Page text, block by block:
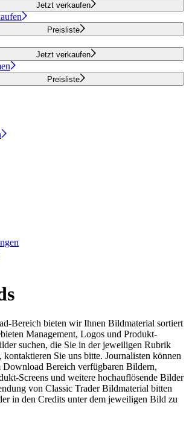
Jetzt verkaufen
Preisliste
Jetzt verkaufen
Preisliste
Bereich bieten wir Ihnen Bildmaterial sortiert
Management, Logos und Produkt-
suchen, die Sie in der jeweiligen Rubrik
Sie uns bitte. Journalisten können
Download Bereich verfügbaren Bildern,
Screens und weitere hochauflösende Bilder
von Classic Trader Bildmaterial bitten
in den Credits unter dem jeweiligen Bild zu